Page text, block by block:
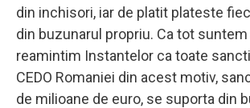
din inchisori, iar de platit plateste
din buzunarul propriu. Ca tot suntem
reamintim Instantelor ca toate
CEDO Romaniei din acest motiv,
de milioane de euro, se suporta din